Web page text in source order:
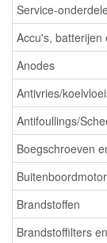
Service-
Accu's, batterijen
Anodes
Antivries/
Antifoullings/
Boegschroeven
Brandstoffen
Brandstoffilters